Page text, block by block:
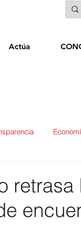
Actúa
POLÍTICA
retrasa